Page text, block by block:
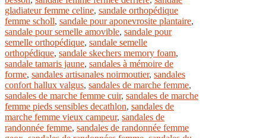
gladiateur femme celine, sandale orthopédique
femme scholl, sandale pour aponevrosite plantaire,
sandale pour semelle amovible, sandale pour
semelle orthopédique, sandale semelle
orthopédique, sandale skechers memory foam,
sandale tamaris jaune, sandales à mémoire de
forme, sandales artisanales noirmoutier, sandales
confort hallux valgus, sandales de marche femme,
sandales de marche femme cuir, sandales de marche
femme pieds sensibles decathlon, sandales de
marche femme vieux campeur, sandales de
randonnée femme, sandales de randonnée femme